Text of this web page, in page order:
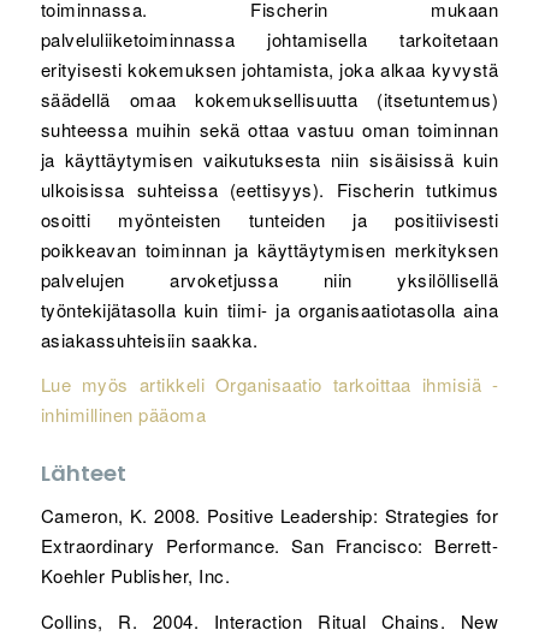
toiminnassa. Fischerin mukaan
palveluliiketoiminnassa johtamisella tarkoitetaan
erityisesti kokemuksen johtamista, joka alkaa kyvystä
säädellä omaa kokemuksellisuutta (itsetuntemus)
suhteessa muihin sekä ottaa vastuu oman toiminnan
ja käyttäytymisen vaikutuksesta niin sisäisissä kuin
ulkoisissa suhteissa (eettisyys). Fischerin tutkimus
osoitti myönteisten tunteiden ja positiivisesti
poikkeavan toiminnan ja käyttäytymisen merkityksen
palvelujen arvoketjussa niin yksilöllisellä
työntekijätasolla kuin tiimi- ja organisaatiotasolla aina
asiakassuhteisiin saakka.
Lue myös artikkeli Organisaatio tarkoittaa ihmisiä -
inhimillinen pääoma
Lähteet
Cameron, K. 2008. Positive Leadership: Strategies for
Extraordinary Performance. San Francisco: Berrett-
Koehler Publisher, Inc.
Collins, R. 2004. Interaction Ritual Chains. New